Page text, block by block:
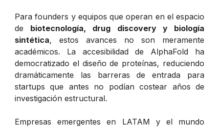
Para founders y equipos que operan en el espacio
de biotecnología, drug discovery y biología
sintética, estos avances no son meramente
académicos. La accesibilidad de AlphaFold ha
democratizado el diseño de proteínas, reduciendo
dramáticamente las barreras de entrada para
startups que antes no podían costear años de
investigación estructural.
Empresas emergentes en LATAM y el mundo